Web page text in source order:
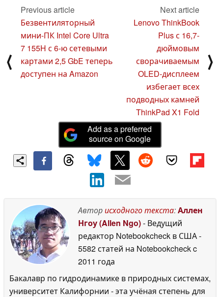
⟨
Previous article
Безвентиляторный
мини-ПК Intel Core Ultra
7 155H с 6-ю сетевыми
картами 2,5 GbE теперь
доступен на Amazon
Next article
Lenovo ThinkBook
Plus с 16,7-
дюймовым
сворачиваемым
OLED-дисплеем
избегает всех
подводных камней
ThinkPad X1 Fold
⟩
Add as a preferred
source on Google
Авторисходного текста:Аллен
Нгоу (Allen Ngo)- Ведущий
редактор Notebookcheck в США-
5582 статей на Notebookcheckc
2011 года
Бакалавр по гидродинамике в природных системах,
университет Калифорнии - эта учёная степень для